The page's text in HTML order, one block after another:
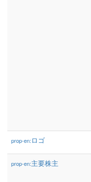
prop-en:ロゴ
prop-en:主要株主